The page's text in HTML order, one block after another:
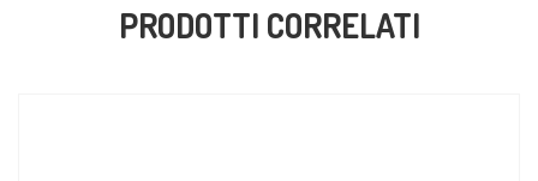
PRODOTTI CORRELATI